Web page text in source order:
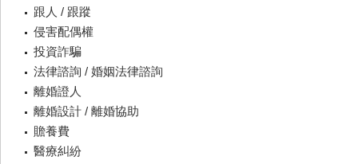
跟人 / 跟蹤
侵害配偶權
投資詐騙
法律諮詢 / 婚姻法律諮詢
離婚證人
離婚設計 / 離婚協助
贍養費
醫療糾紛